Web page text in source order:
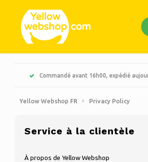
Commandé avant 16h00, expédié
Yellow Webshop FR Privacy Policy
Service à la clientèle
À propos de Yellow Webshop